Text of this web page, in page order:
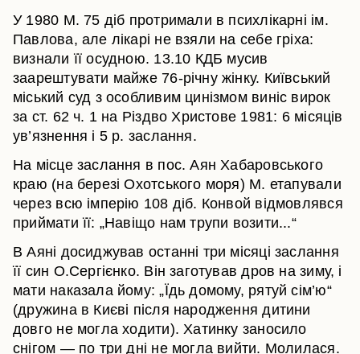
У 1980 М. 75 діб протримали в психлікарні ім.
Павлова, але лікарі не взяли на себе гріха:
визнали її осудною. 13.10 КДБ мусив
заарештувати майже 76-річну жінку. Київський
міський суд з особливим цинізмом виніс вирок
за ст. 62 ч. 1 на Різдво Христове 1981: 6 місяців
ув’язнення і 5 р. заслання.
На місце заслання в пос. Аян Хабаровського
краю (на березі Охотського моря) М. етапували
через всю імперію 108 діб. Конвой відмовлявся
приймати її: „Навіщо нам трупи возити...“
В Аяні досиджував останні три місяці заслання
її син О.Сергієнко. Він заготував дров на зиму, і
мати наказала йому: „Їдь домому, рятуй сім’ю“
(дружина в Києві після народження дитини
довго не могла ходити). Хатинку заносило
снігом — по три дні не могла вийти. Молилася.